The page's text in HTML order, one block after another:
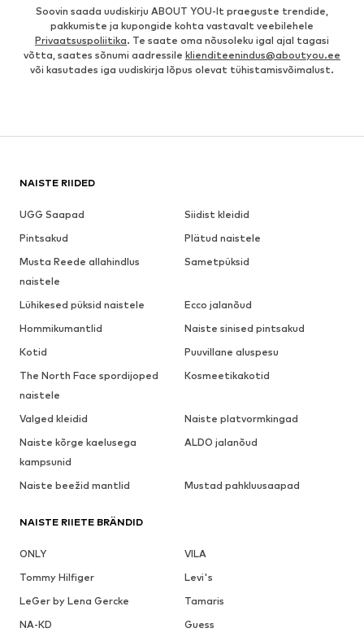
Soovin saada uudiskirju ABOUT YOU-lt praeguste trendide,
pakkumiste ja kupongide kohta vastavalt veebilehele
Privaatsuspoliitika. Te saate oma nõusoleku igal ajal tagasi
võtta, saates sõnumi aadressile klienditeenindus@aboutyou.ee
või kasutades iga uudiskirja lõpus olevat tühistamisvõimalust.
NAISTE RIIDED
UGG Saapad
Siidist kleidid
Pintsakud
Plätud naistele
Musta Reede allahindlus
naistele
Sametpüksid
Lühikesed püksid naistele
Ecco jalanõud
Hommikumantlid
Naiste sinised pintsakud
Kotid
Puuvillane aluspesu
The North Face spordijoped
naistele
Kosmeetikakotid
Valged kleidid
Naiste platvormkingad
Naiste kõrge kaelusega
kampsunid
ALDO jalanõud
Naiste beežid mantlid Mustad pahkluusaapad
NAISTE RIIETE BRÄNDID
ONLY
VILA
Tommy Hilfiger
Levi's
LeGer by Lena Gercke
Tamaris
NA-KD
Guess